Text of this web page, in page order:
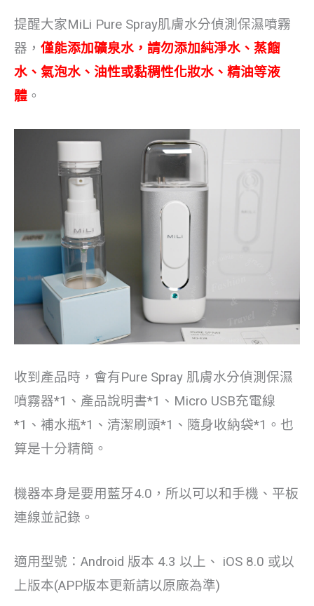
提醒大家MiLi Pure Spray肌膚水分偵測保濕噴霧
器， 僅能添加礦泉水，請勿添加純淨水、蒸餾
水、氣泡水、油性或黏稠性化妝水、精油等液
體 。
收到產品時，會有Pure Spray 肌膚水分偵測保濕
噴霧器*1、產品說明書*1、Micro USB充電線
*1、補水瓶*1、清潔刷頭*1、隨身收納袋*1。也
算是十分精簡。
機器本身是要用藍牙4.0，所以可以和手機、平板
連線並記錄。
適用型號：Android 版本 4.3 以上、 iOS 8.0 或以
上版本(APP版本更新請以原廠為準)